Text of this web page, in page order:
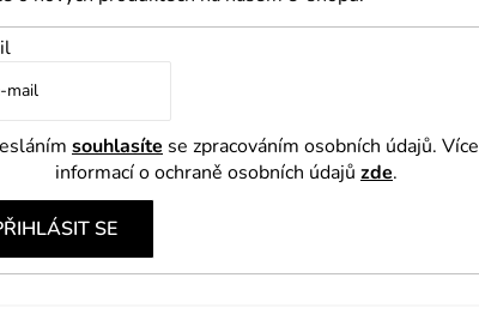
souhlasíte se zpracováním osobních údajů. Více
informací o ochraně osobních údajů zde.
SE